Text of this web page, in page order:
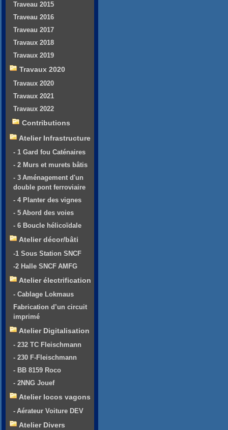
Traveau 2015
Traveau 2016
Traveau 2017
Travaux 2018
Travaux 2019
Travaux 2020
Travaux 2020
Travaux 2021
Travaux 2022
Contributions
Atelier Infrastructure
- 1 Gard fou Caténaires
- 2 Murs et murets bâtis
- 3 Aménagement d'un
double pont ferroviaire
- 4 Planter des vignes
- 5 Abord des voies
- 6 Boucle hélicoïdale
Atelier décor/bâti
-1 Sous Station SNCF
-2 Halle SNCF AMFG
Atelier électrification
- Cablage Lokmaus
Fabrication d’un circuit
imprimé
Atelier Digitalisation
- 232 TC Fleischmann
- 230 F-Fleischmann
- BB 8159 Roco
- 2NNG Jouef
Atelier locos vagons
- Aérateur Voiture DEV
Atelier Divers